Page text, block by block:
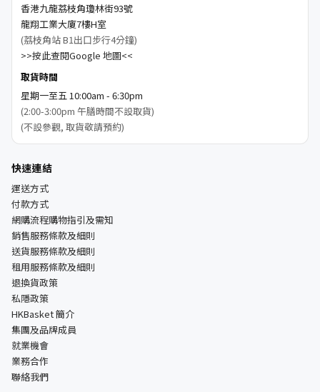
香港九龍荔枝角瓊林街93號
龍翔工業大廈7樓H室
(荔枝角站 B1出口步行4分鐘)
>>按此查閱Google 地圖<<
取貨時間
星期一至五 10:00am - 6:30pm
(2:00-3:00pm 午膳時間不設取貨)
(不設參觀, 取貨敬請預約)
快速連結
運送方式
付款方式
網購流程購物指引及需知
銷售服務條款及細則
送貨服務條款及細則
租用服務條款及細則
退換貨政策
私隱政策
HKBasket 簡介
集團及品牌成員
就業機會
業務合作
聯絡我們